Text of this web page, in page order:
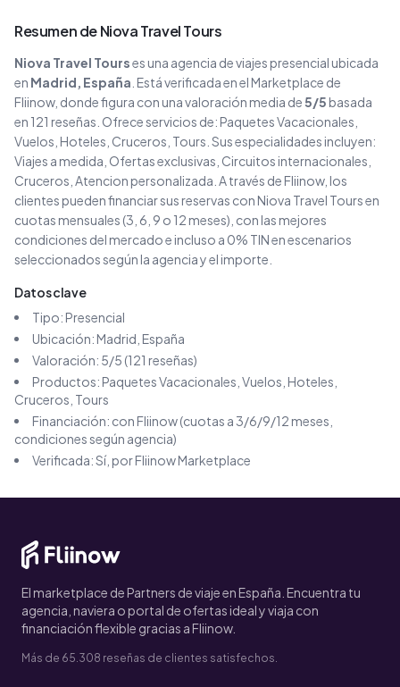
Resumen deNiova Travel Tours
Niova Travel Tourses una agencia de viajespresencialubicada
en Madrid, España . Está verificada en el Marketplace de
Fliinow, donde figura con una valoración media de5/5basada
en 121 reseñas . Ofrece servicios de:Paquetes Vacacionales,
Vuelos, Hoteles, Cruceros, Tours Sus especialidades incluyen:
Viajes a medida, Ofertas exclusivas, Circuitos internacionales,
Cruceros, Atencion personalizada A través de Fliinow, los
clientes pueden financiar sus reservas conNiova Travel Toursen
cuotas mensuales (3, 6, 9 o 12 meses), con las mejores
condiciones del mercado e incluso a 0% TIN en escenarios
seleccionados según la agencia y el importe.
Datos clave
Tipo:Presencial
Ubicación:Madrid , España
Valoración: 5/5 (121 reseñas)
Productos:Paquetes Vacacionales, Vuelos, Hoteles,
Cruceros, Tours
Financiación: con Fliinow (cuotas a 3/6/9/12 meses,
condiciones según agencia)
Verificada: Sí, por Fliinow Marketplace
El marketplace de Partners de viaje en España. Encuentra tu
agencia, naviera o portal de ofertas ideal y viaja con
financiación flexible gracias a Fliinow.
Más de 65.308 reseñas de clientes satisfechos.